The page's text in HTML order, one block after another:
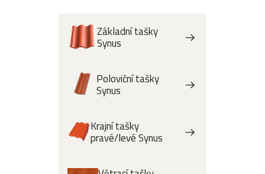
Základní tašky
Synus
Poloviční tašky
Synus
Krajní tašky
pravé/levé Synus